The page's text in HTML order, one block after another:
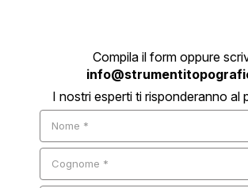
Compila il form oppure
I nostri esperti ti risponderanno al
Nome *
Cognome *